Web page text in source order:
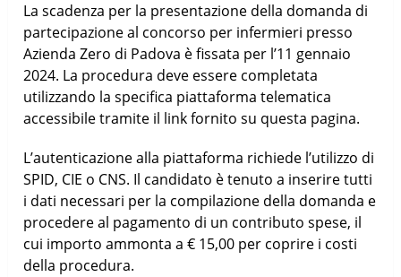
La scadenza per la presentazione della domanda di
partecipazione al concorso per infermieri presso
Azienda Zero di Padova è fissata per l’11 gennaio
2024. La procedura deve essere completata
utilizzando la specifica piattaforma telematica
accessibile tramite il link fornito su questa pagina.
L’autenticazione alla piattaforma richiede l’utilizzo di
SPID, CIE o CNS. Il candidato è tenuto a inserire tutti
i dati necessari per la compilazione della domanda e
procedere al pagamento di un contributo spese, il
cui importo ammonta a € 15,00 per coprire i costi
della procedura.